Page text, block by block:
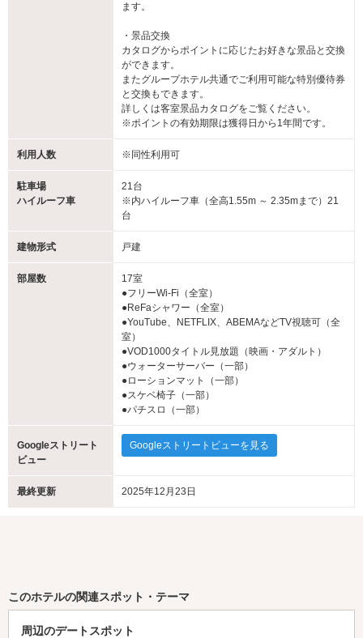
ます。
・景品交換
カタログからポイントに応じたお好きな景品と交換
ができます。
またグループホテル共通でご利用可能な特別優待券
と交換もできます。
詳しくは客室景品カタログをご覧ください。
※ポイントの有効期限は獲得日から1年間です。
利用人数 ※同性利用可
駐車場
ハイルーフ車
21台
※内ハイルーフ車（全高1.55m ～ 2.35mまで）21
台
建物形式 戸建
部屋数
17室
●フリーWi-Fi（全室）
●ReFaシャワー（全室）
●YouTube、NETFLIX、ABEMAなどTV視聴可（全
室）
●VOD1000タイトル見放題（映画・アダルト）
●ウォーターサーバー（一部）
●ローションマット（一部）
●スケベ椅子（一部）
●パチスロ（一部）
Googleストリート
ビュー
Googleストリートビューを見る
最終更新 2025年12月23日
このホテルの関連スポット・テーマ
周辺のデートスポット